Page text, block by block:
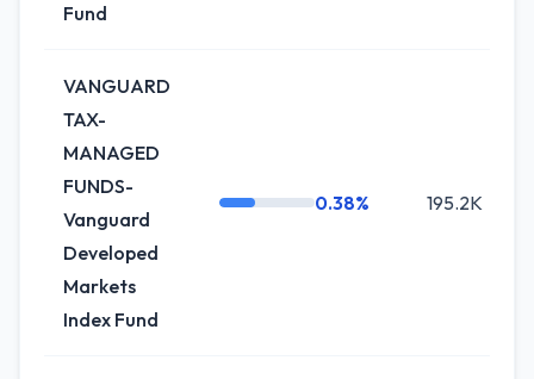
Fund
VANGUARD
TAX-
MANAGED
FUNDS-
Vanguard
Developed
Markets
Index Fund
0.38% 195.2K